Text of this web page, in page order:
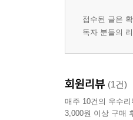
접수된 글은
독자 분들의
회원리뷰 (1건)
매주 10건의 우수
3,000원 이상 구매